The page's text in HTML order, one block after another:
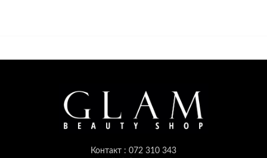
Контакт : 072 310 343